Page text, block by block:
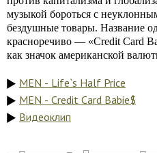
музыкой бороться с
бездушные товары. Название
красноречиво — «Credit Card
как значок американской
MEN - Life`s Half Price
MEN - Credit Card Babie$
Видеоклип